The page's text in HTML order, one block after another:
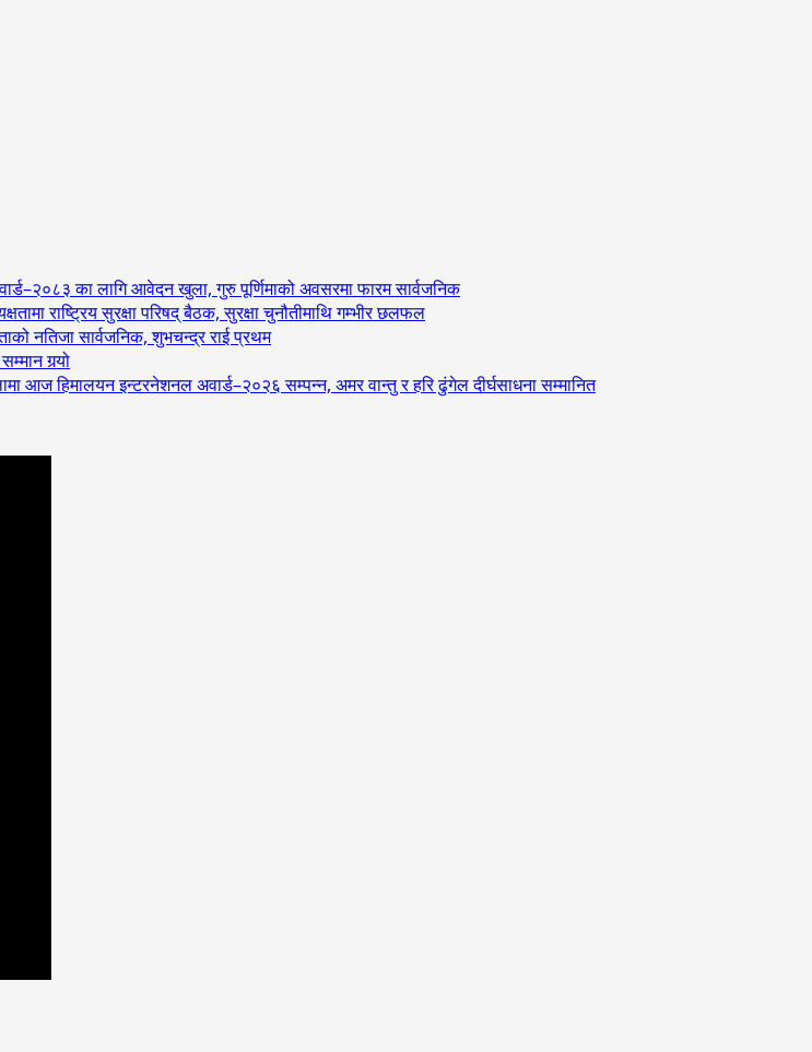
का लागि आवेदन खुला, गुरु पूर्णिमाको अवसरमा फारम सार्वजनिक
राष्ट्रिय सुरक्षा परिषद् बैठक, सुरक्षा चुनौतीमाथि गम्भीर छलफल
नतिजा सार्वजनिक, शुभचन्द्र राई प्रथम
गर्‍यो
आज हिमालयन इन्टरनेशनल अवार्ड–२०२६ सम्पन्न, अमर वान्तु र हरि ढुंगेल दीर्घसाधना सम्मानित